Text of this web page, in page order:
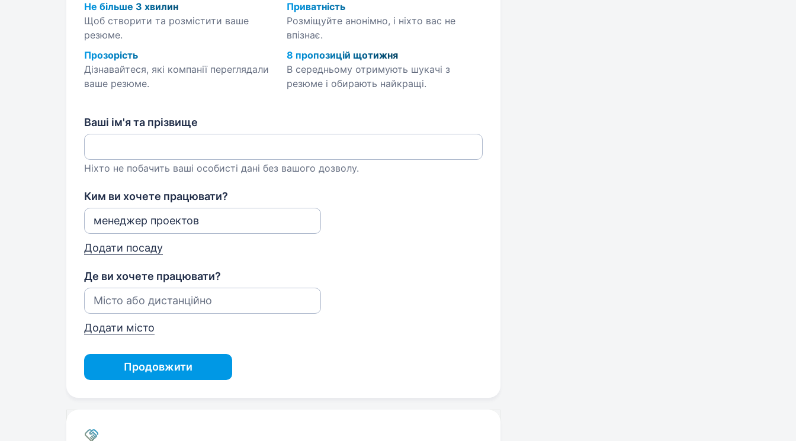
Не більше 3 хвилин
Щоб створити та розмістити ваше
резюме.
Приватність
Розміщуйте анонімно, і ніхто вас не
впізнає.
Прозорість
Дізнавайтеся, які компанії переглядали
ваше резюме.
8 пропозицій щотижня
В середньому отримують шукачі з
резюме і обирають найкращі.
Ваші ім'я та прізвище
Ніхто не побачить ваші особисті дані без вашого дозволу.
Ким ви хочете працювати?
Додати посаду
Де ви хочете працювати?
Додати місто
Продовжити